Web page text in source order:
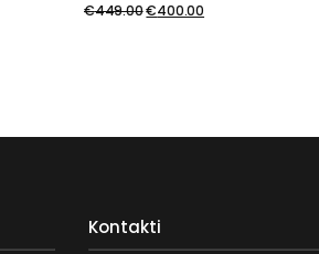
€449.00€400.00
Kontakti